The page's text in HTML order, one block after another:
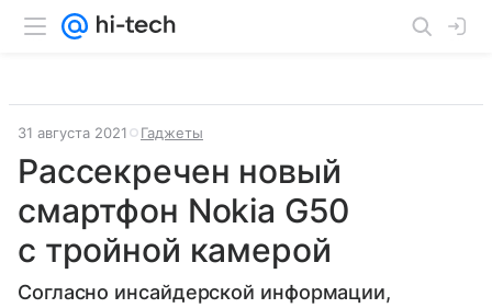
31 августа 2021 Гаджеты
Рассекречен новый
смартфон Nokia G50
с тройной камерой
Согласно инсайдерской информации,